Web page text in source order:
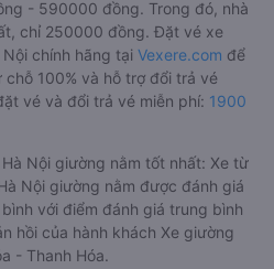
- 590000 đồng. Trong đó, nhà
chỉ 250000 đồng. Đặt vé xe
chính hãng tại Vexere.com để
100% và hỗ trợ đổi trả vé
vé và đổi trả vé miễn phí: 1900
Nội giường nằm tốt nhất: Xe từ
Nội giường nằm được đánh giá
với điểm đánh giá trung bình
hồi của hành khách Xe giường
- Thanh Hóa.